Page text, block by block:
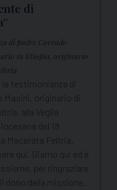
di
di padre Corrado
in Etiopia, originario
testimonianza di
Masini, originario di
alla Veglia
del 18
Macerata Feltria.
qui. Siamo qui ed è
per ringraziare
dono della missione.